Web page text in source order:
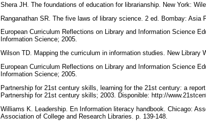
Shera JH. The foundations of education for librarianship. New York:
Ranganathan SR. The five laws of library science. 2 ed. Bombay: Asia
European Curriculum Reflections on Library and Information Science
Information Science; 2005.
Wilson TD. Mapping the curriculum in information studies. New Library
European Curriculum Reflections on Library and Information Science
Information Science; 2005.
Partnership for 21st century skills, learning for the 21st century: a
Partnership for 21st century skills; 2003. Disponible: http://
Williams K. Leadership. En Information literacy handbook. Chicago:
Association of College and Research Libraries. p. 139-148.